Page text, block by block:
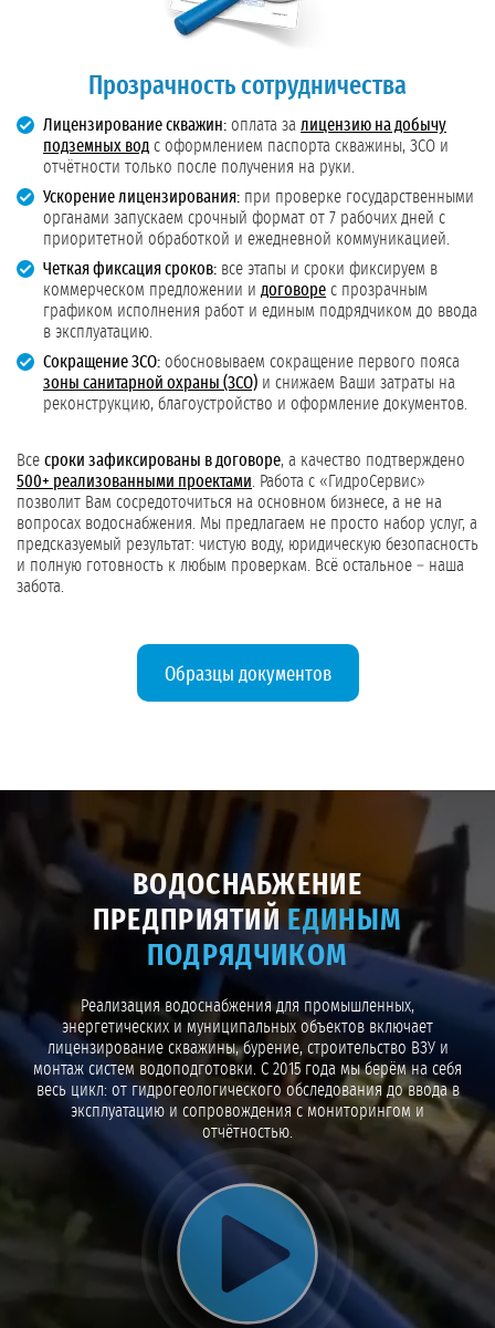
Прозрачность сотрудничества
Лицензирование скважин: оплата за лицензию на добычу
подземных вод с оформлением паспорта скважины, ЗСО и
отчётности только после получения на руки.
Ускорение лицензирования: при проверке государственными
органами запускаем срочный формат от 7 рабочих дней с
приоритетной обработкой и ежедневной коммуникацией.
Четкая фиксация сроков: все этапы и сроки фиксируем в
коммерческом предложении и договоре с прозрачным
графиком исполнения работ и единым подрядчиком до ввода
в эксплуатацию.
Сокращение ЗСО: обосновываем сокращение первого пояса
зоны санитарной охраны (ЗСО) и снижаем Ваши затраты на
реконструкцию, благоустройство и оформление документов.
Все сроки зафиксированы в договоре, а качество подтверждено
500+ реализованными проектами. Работа с «ГидроСервис»
позволит Вам сосредоточиться на основном бизнесе, а не на
вопросах водоснабжения. Мы предлагаем не просто набор услуг, а
предсказуемый результат: чистую воду, юридическую безопасность
и полную готовность к любым проверкам. Всё остальное – наша
забота.
Образцы документов
ВОДОСНАБЖЕНИЕ
ПРЕДПРИЯТИЙЕДИНЫМ
ПОДРЯДЧИКОМ
Реализация водоснабжения для промышленных,
энергетических и муниципальных объектов включает
лицензирование скважины, бурение, строительство ВЗУ и
монтаж систем водоподготовки. С 2015 года мы берём на себя
весь цикл: от гидрогеологического обследования до ввода в
эксплуатацию и сопровождения с мониторингом и
отчётностью.
Воспроизвести видео